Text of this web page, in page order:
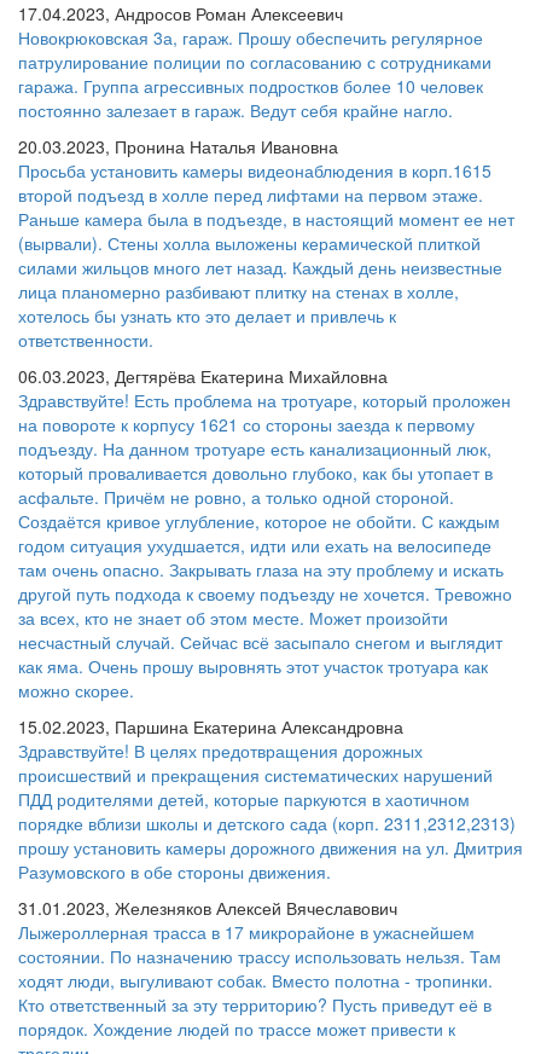
17.04.2023, Андросов Роман Алексеевич
Новокрюковская 3а, гараж. Прошу обеспечить регулярное
патрулирование полиции по согласованию с сотрудниками
гаража. Группа агрессивных подростков более 10 человек
постоянно залезает в гараж. Ведут себя крайне нагло.
20.03.2023, Пронина Наталья Ивановна
Просьба установить камеры видеонаблюдения в корп.1615
второй подъезд в холле перед лифтами на первом этаже.
Раньше камера была в подъезде, в настоящий момент ее нет
(вырвали). Стены холла выложены керамической плиткой
силами жильцов много лет назад. Каждый день неизвестные
лица планомерно разбивают плитку на стенах в холле,
хотелось бы узнать кто это делает и привлечь к
ответственности.
06.03.2023, Дегтярёва Екатерина Михайловна
Здравствуйте! Есть проблема на тротуаре, который проложен
на повороте к корпусу 1621 со стороны заезда к первому
подъезду. На данном тротуаре есть канализационный люк,
который проваливается довольно глубоко, как бы утопает в
асфальте. Причём не ровно, а только одной стороной.
Создаётся кривое углубление, которое не обойти. С каждым
годом ситуация ухудшается, идти или ехать на велосипеде
там очень опасно. Закрывать глаза на эту проблему и искать
другой путь подхода к своему подъезду не хочется. Тревожно
за всех, кто не знает об этом месте. Может произойти
несчастный случай. Сейчас всё засыпало снегом и выглядит
как яма. Очень прошу выровнять этот участок тротуара как
можно скорее.
15.02.2023, Паршина Екатерина Александровна
Здравствуйте! В целях предотвращения дорожных
происшествий и прекращения систематических нарушений
ПДД родителями детей, которые паркуются в хаотичном
порядке вблизи школы и детского сада (корп. 2311,2312,2313)
прошу установить камеры дорожного движения на ул. Дмитрия
Разумовского в обе стороны движения.
31.01.2023, Железняков Алексей Вячеславович
Лыжероллерная трасса в 17 микрорайоне в ужаснейшем
состоянии. По назначению трассу использовать нельзя. Там
ходят люди, выгуливают собак. Вместо полотна - тропинки.
Кто ответственный за эту территорию? Пусть приведут её в
порядок. Хождение людей по трассе может привести к